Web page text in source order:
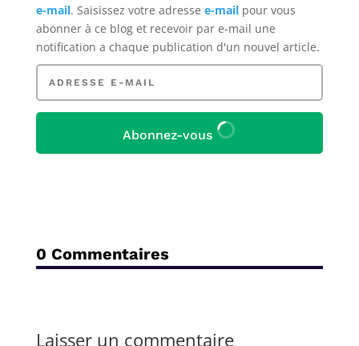
e-mail. Saisissez votre adresse e-mailpour vous
abonner à ce blog et recevoir par e-mail une
notification a chaque publication d'un nouvel article.
Adresse
mail
Abonnez-vous
0 Commentaires
Laisser un commentaire